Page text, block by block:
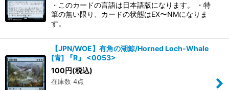
・このカードの言語は日本語版になります。 ・特
筆の無い限り、カードの状態はEX〜NMになりま
す。
【JPN/WOE】有角の湖鯨/Horned Loch-Whale
[青] 『R』 <0053>
100円(税込)
在庫数 4点